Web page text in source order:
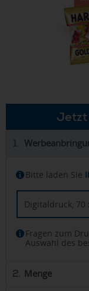
Jetzt
1.
Bitte laden Sie
Digitaldruck, 70
Fragen zum
Auswahl des
2. Menge